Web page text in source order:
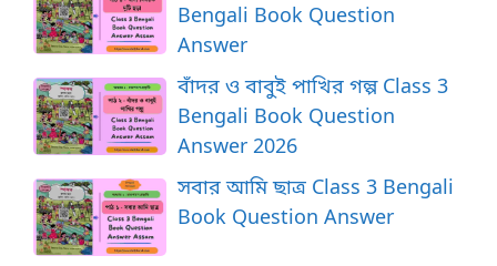
Bengali Book Question
Answer
বাঁদর ও বাবুই পাখির গল্প Class 3
Bengali Book Question
Answer 2026
সবার আমি ছাত্র Class 3 Bengali
Book Question Answer